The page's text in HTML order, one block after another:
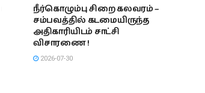
நீர்கொழும்பு சிறை கலவரம் –
சம்பவத்தில் கடமையிருந்த
அதிகாரியிடம் சாட்சி
விசாரணை !
2026-07-30